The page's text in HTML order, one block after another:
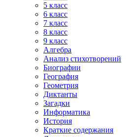
5 класс
6 класс
7 класс
8 класс
9 класс
Алгебра
Анализ стихотворений
Биографии
География
Геометрия
Диктанты
Загадки
Информатика
История
Краткие содержания